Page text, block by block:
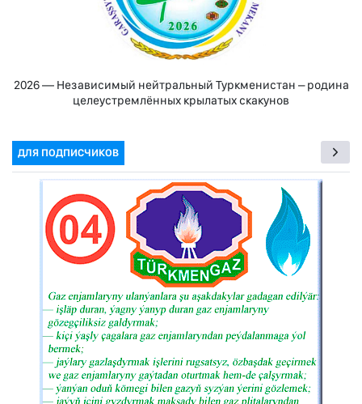
2026 — Независимый нейтральный Туркменистан – родина
целеустремлённых крылатых скакунов
ДЛЯ ПОДПИСЧИКОВ